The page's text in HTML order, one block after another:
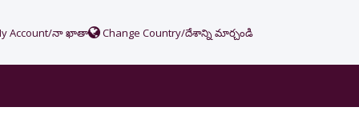
Account/నా ఖాతా Change Country/దేశాన్ని మార్చండి